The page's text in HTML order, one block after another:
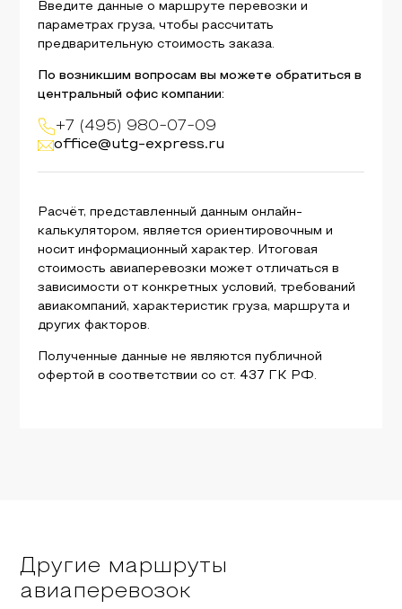
Введите данные о маршруте перевозки и
параметрах груза, чтобы рассчитать
предварительную стоимость заказа.
По возникшим вопросам вы можете обратиться в
центральный офис компании:
+7 (495) 980-07-09
office@utg-express.ru
Расчёт, представленный данным онлайн-
калькулятором, является ориентировочным и
носит информационный характер. Итоговая
стоимость авиаперевозки может отличаться в
зависимости от конкретных условий, требований
авиакомпаний, характеристик груза, маршрута и
других факторов.
Полученные данные не являются публичной
офертой в соответствии со ст. 437 ГК РФ.
Другие маршруты
авиаперевозок